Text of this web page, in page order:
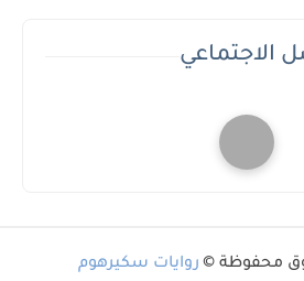
الاجتماعي
محفوظة © روايات سكيرهوم